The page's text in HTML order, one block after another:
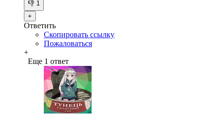
👎 1
+
Ответить
Скопировать ссылку
Пожаловаться
+
Еще 1 ответ